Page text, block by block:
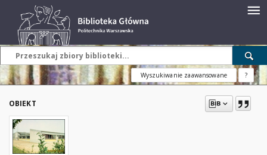
Wyszukiwanie zaawansowane ?
OBIEKT